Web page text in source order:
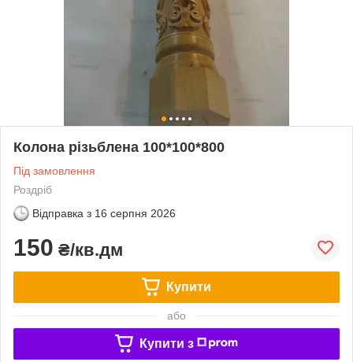
Колона різьблена 100*100*800
Під замовлення
Роздріб
Відправка з 16 серпня 2026
150 ₴/кв.дм
Купити
або
Купити з